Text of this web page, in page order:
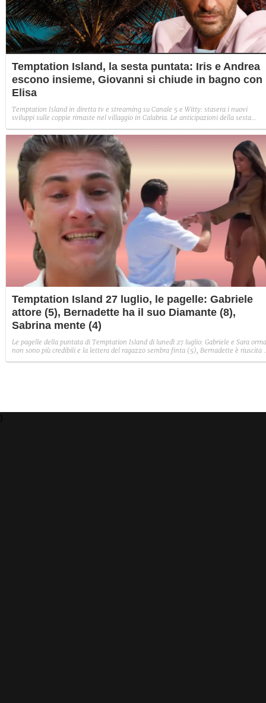
Temptation Island, la sesta puntata: Iris e Andrea
escono insieme, Giovanni si chiude in bagno con
Elisa
Temptation Island in diretta tv e streaming su Canale 5 e Witty: stasera i nuovi
sviluppi sulle coppie rimaste nel villaggio in Calabria. Le anticipazioni della sesta
Sabrina rifiuta il falò con Giovanni e si avvicina a Lory.
Temptation Island 27 luglio, le pagelle: Gabriele
attore (5), Bernadette ha il suo Diamante (8),
Sabrina mente (4)
Le pagelle della puntata di Temptation Island di lunedì 27 luglio: Gabriele e Sara
non sono più credibili e la lettera del ragazzo sembra finta (5), Bernadette è riuscita